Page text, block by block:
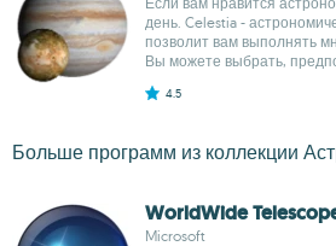
день. Celestia -
позволит вам выполнять
Вы можете выбрать,
4.5
Больше программ из коллекции
WorldWide
Microsoft